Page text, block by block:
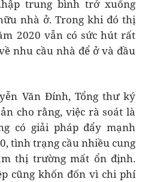
trung bình trở xuống
nhà ở. Trong khi đó thị
2020 vẫn có sức hút rất
nhu cầu nhà để ở và đầu
Văn Đính, Tổng thư ký
cho rằng, việc rà soát là
có giải pháp đẩy mạnh
tình trạng cầu nhiều cung
thị trường mất ổn định.
cũng khốn đốn vì chi phí